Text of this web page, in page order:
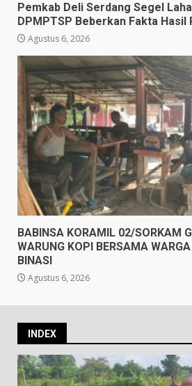
Pemkab Deli Serdang Segel
DPMPTSP Beberkan Fakta
Agustus 6, 2026
BABINSA KORAMIL 02/SORKAM
WARUNG KOPI BERSAMA
BINASI
Agustus 6, 2026
INDEX